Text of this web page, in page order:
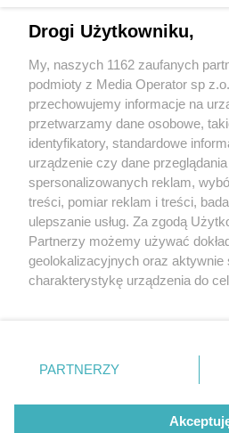
4 / 0
Wydawca mediów lokalnych
Nie zapomnij
zapoznać się z:
polityką prywatności
Twojemiasto
Piekary Śląskie
Chorzów
Tarnowskie Góry
Gliwice
Drogi Użytkowniku,
My, naszych 1162 zaufanych
podmioty z Media Operator sp
przechowujemy informacje na
przetwarzamy dane osobowe,
identyfikatory, standardowe
urządzenie czy dane
spersonalizowanych reklam,
treści, pomiar reklam i treści,
ulepszanie usług. Za zgodą
Partnerzy możemy używać
geolokalizacyjnych oraz aktywnie
charakterystykę urządzenia do
zmienić/wycofać klikając
znajdujący się w lewym dolnym
rodzaje przetwarzania danych
użytkownika, ale masz prawo
PARTNERZY